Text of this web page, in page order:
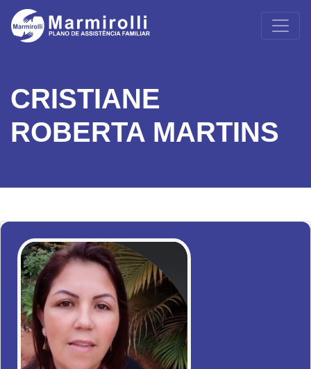
CRISTIANE
ROBERTA MARTINS